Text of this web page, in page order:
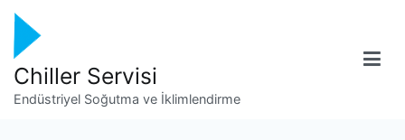
İçeriğe
geç
Chiller Servisi
Endüstriyel Soğutma ve İklimlendirme